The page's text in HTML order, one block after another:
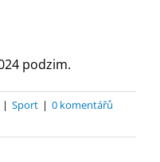
podzim.
| Sport | 0 komentářů